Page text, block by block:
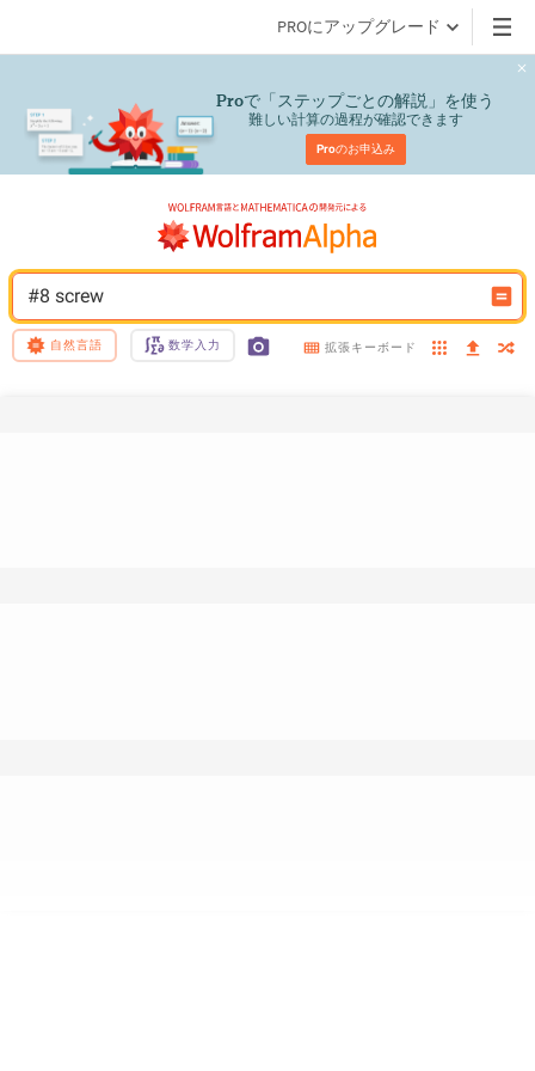
PROにアップグレード
Proで「ステップごとの解説」を使う
難しい計算の過程が確認できます
Proのお申込み
#8 screw
自然言語 数学入力 拡張キーボード